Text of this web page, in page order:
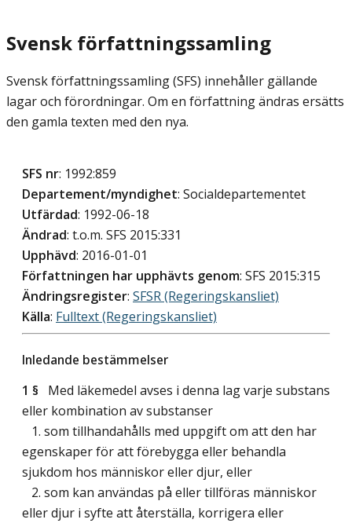
Svensk författningssamling
Svensk författningssamling (SFS) innehåller gällande
lagar och förordningar. Om en författning ändras ersätts
den gamla texten med den nya.
SFS nr: 1992:859
Departement/myndighet: Socialdepartementet
Utfärdad: 1992-06-18
Ändrad: t.o.m. SFS 2015:331
Upphävd: 2016-01-01
Författningen har upphävts genom: SFS 2015:315
Ändringsregister: SFSR (Regeringskansliet)
Källa: Fulltext (Regeringskansliet)
Inledande bestämmelser
1 § Med läkemedel avses i denna lag varje substans
eller kombination av substanser
1. som tillhandahålls med uppgift om att den har
egenskaper för att förebygga eller behandla
sjukdom hos människor eller djur, eller
2. som kan användas på eller tillföras människor
eller djur i syfte att återställa, korrigera eller